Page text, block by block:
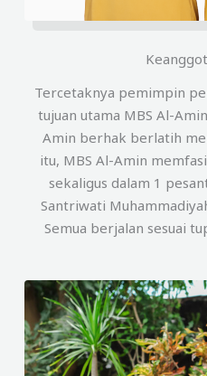
Tercetaknya pemimpin
tujuan utama MBS Al-
Amin berhak berlatih
itu, MBS Al-Amin
sekaligus dalam 1
Santriwati
Semua berjalan sesuai